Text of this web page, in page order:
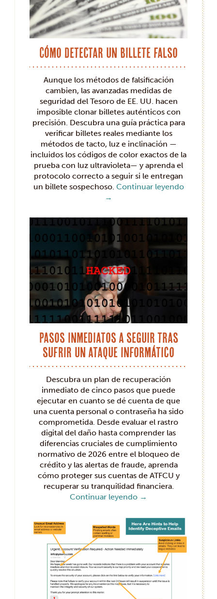
Cómo detectar un billete falso
Aunque los métodos de falsificación
cambien, las avanzadas medidas de
seguridad del Tesoro de EE. UU. hacen
imposible clonar billetes auténticos con
precisión. Descubra una guía práctica para
verificar billetes reales mediante los
métodos de tacto, luz e inclinación —
incluidos los códigos de color exactos de la
prueba con luz ultravioleta— y aprenda el
protocolo correcto a seguir si le entregan
un billete sospechoso. Continuar leyendo
→
Pasos inmediatos a seguir tras
sufrir un ataque informático
Descubra un plan de recuperación
inmediato de cinco pasos que puede
ejecutar en cuanto se dé cuenta de que
una cuenta personal o contraseña ha sido
comprometida. Desde evaluar el rastro
digital del daño hasta comprender las
diferencias cruciales de cumplimiento
normativo de 2026 entre el bloqueo de
crédito y las alertas de fraude, aprenda
cómo proteger sus cuentas de ATFCU y
recuperar su tranquilidad financiera.
Continuar leyendo →